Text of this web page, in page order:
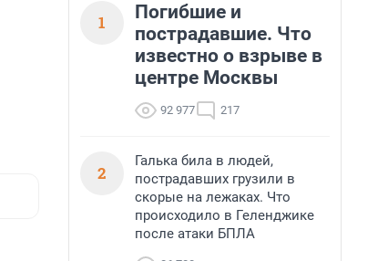
1
Погибшие и
пострадавшие. Что
известно о взрыве в
центре Москвы
92 977 217
2
Галька била в людей,
пострадавших грузили в
скорые на лежаках. Что
происходило в Геленджике
после атаки БПЛА